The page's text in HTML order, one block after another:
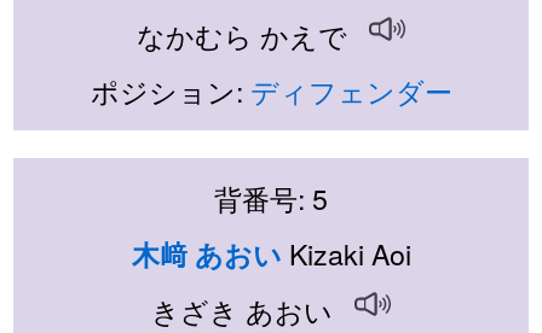
なかむら かえで
ポジション: ディフェンダー
背番号: 5
木﨑 あおい Kizaki Aoi
きざき あおい